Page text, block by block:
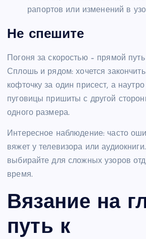
рапортов или изменений в
Не спешите
Погоня за скоростью – прямой
Сплошь и рядом: хочется
кофточку за один присест, а
пуговицы пришиты с другой
одного размера.
Интересное наблюдение: часто
вяжет у телевизора или
выбирайте для сложных узоров
время.
Вязание на
путь к